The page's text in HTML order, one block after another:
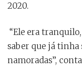
2020.
“Ele era
saber que já tinha
namoradas”,